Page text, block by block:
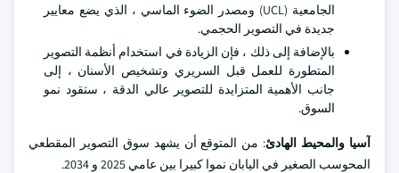
الجامعية (UCL) ومصدر الضوء الماسي ، الذي يضع معايير
جديدة في التصوير الحجمي.
بالإضافة إلى ذلك ، فإن الزيادة في استخدام أنظمة التصوير
المتطورة للعمل قبل السريري وتشخيص الأسنان ، إلى
جانب الأهمية المتزايدة للتصوير عالي الدقة ، ستقود نمو
السوق.
آسيا والمحيط الهادئ: من المتوقع أن يشهد سوق التصوير المقطعي
المحوسب الصغير في اليابان نموا كبيرا بين عامي 2025 و 2034.